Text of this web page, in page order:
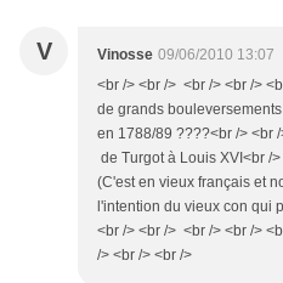
V Vinosse 09/06/2010 13:07
<br /> <br /> <br /> <br />
de grands
en 1788/89 ????<br /> <br
de Turgot à Louis XVI<br /
(C'est en vieux français et
l'intention du vieux con qui
<br /> <br /> <br /> <br />
/> <br /> <br />